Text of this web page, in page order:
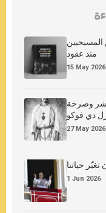
المسيحيين
منذ عقود
15 May 2026
عشر وصرخة
دي فوكو
27 May 2026
تغيّر حياتنا
1 Jun 2026